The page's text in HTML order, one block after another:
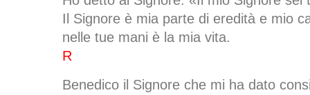
Il Signore è mia parte di eredità e mio
nelle tue mani è la mia vita.
R
Benedico il Signore che mi ha dato